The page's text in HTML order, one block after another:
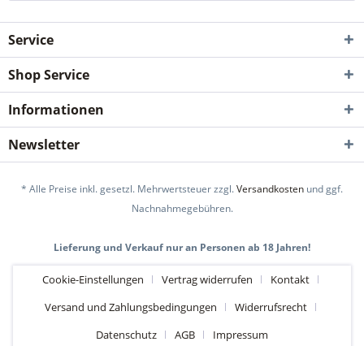
Service
Shop Service
Informationen
Newsletter
* Alle Preise inkl. gesetzl. Mehrwertsteuer zzgl.Versandkosten und ggf.
Nachnahmegebühren.
Lieferung und Verkauf nur an Personen ab 18 Jahren!
Cookie-Einstellungen Vertrag widerrufen
Kontakt
Versand und Zahlungsbedingungen
Widerrufsrecht
Datenschutz
AGB Impressum